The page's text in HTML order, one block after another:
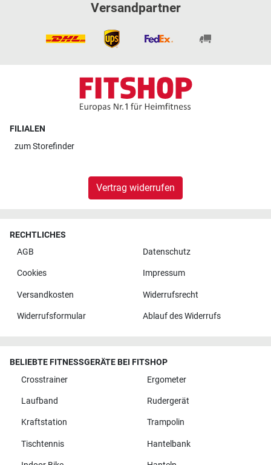
Versandpartner
FILIALEN
zumStorefinder
Vertrag widerrufen
RECHTLICHES
AGB
Datenschutz
Cookies Impressum
Versandkosten Widerrufsrecht
Widerrufsformular Ablauf des Widerrufs
BELIEBTE FITNESSGERÄTE BEI FITSHOP
Crosstrainer
Ergometer
Laufband Rudergerät
Kraftstation Trampolin
Tischtennis Hantelbank